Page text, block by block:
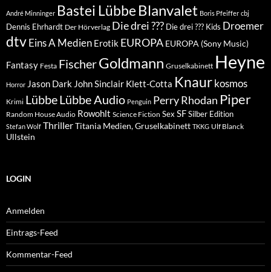
André Minninger Bastei Lübbe Blanvalet Boris Pfeiffer cbj
Dennis Ehrhardt Der Hörverlag Die drei ??? Die drei ??? Kids Droemer
dtvEins A Medien Erotik EUROPA EUROPA (Sony Music)
Fantasy Festa FischerGoldmann Gruselkabinett Heyne
Horror Jason Dark John Sinclair Klett-Cotta Knaur kosmos
Krimi LübbeLübbe Audio Penguin Perry Rhodan Piper
Random House Audio Rowohlt Science Fiction Sex SFSilber Edition
Stefan Wolf ThrillerTitania Medien, Gruselkabinett TKKG Ulf Blanck
Ullstein
LOGIN
Anmelden
Eintrags-Feed
Kommentar-Feed